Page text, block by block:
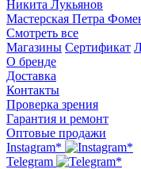
Никита Лукьянов
Мастерская Петра
Смотреть все
Магазины Сертификат
О бренде
Доставка
Контакты
Проверка зрения
Гарантия и ремонт
Оптовые продажи
Instagram*
Telegram